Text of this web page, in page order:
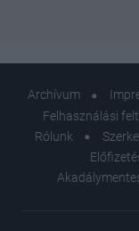
Archívum
Felhasználási
Rólunk